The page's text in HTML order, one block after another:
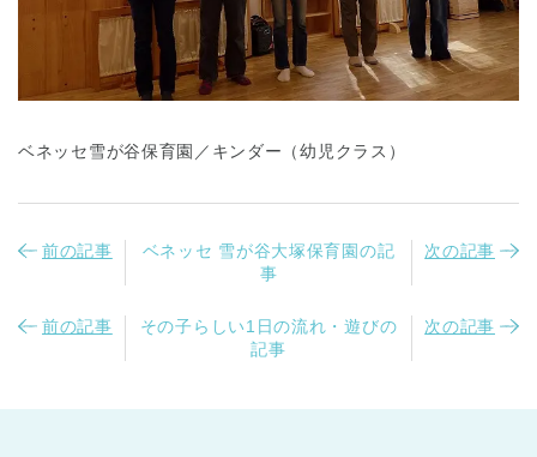
ベネッセ雪が谷保育園／キンダー（幼児クラス）
前の記事
ベネッセ 雪が谷大塚保育園の記
事
次の記事
前の記事
その子らしい1日の流れ・遊びの
記事
次の記事